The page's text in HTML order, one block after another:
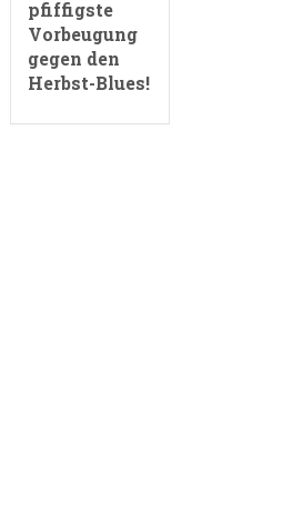
pfiffigste
Vorbeugung
gegen den
Herbst-Blues!